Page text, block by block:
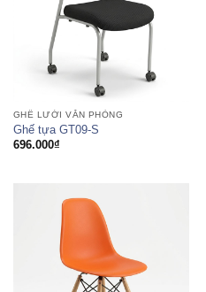
GHẾ LƯỚI VĂN PHÒNG
Ghế tựa GT09-S
696.000₫